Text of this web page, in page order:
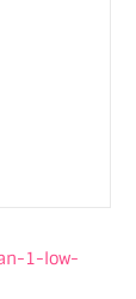
1-low-